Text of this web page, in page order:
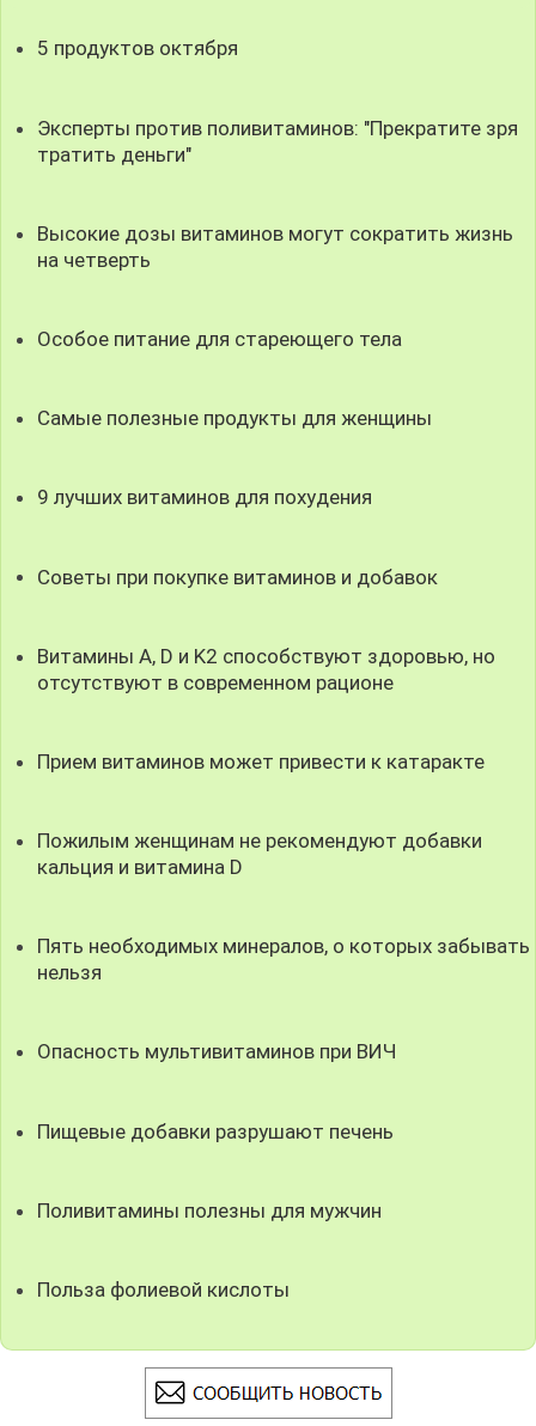
5 продуктов октября
Эксперты против поливитаминов: "Прекратите зря
тратить деньги"
Высокие дозы витаминов могут сократить жизнь
на четверть
Особое питание для стареющего тела
Самые полезные продукты для женщины
9 лучших витаминов для похудения
Советы при покупке витаминов и добавок
Витамины A, D и K2 способствуют здоровью, но
отсутствуют в современном рационе
Прием витаминов может привести к катаракте
Пожилым женщинам не рекомендуют добавки
кальция и витамина D
Пять необходимых минералов, о которых забывать
нельзя
Опасность мультивитаминов при ВИЧ
Пищевые добавки разрушают печень
Поливитамины полезны для мужчин
Польза фолиевой кислоты